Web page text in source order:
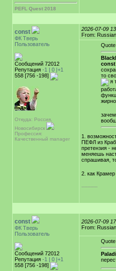
PEFL Quest 2018
const
ФК Тверь
Пользователь
Сообщений 72012
Репутация -1 | 0 |+1
558 [756 -198]
Откуда: Россия,
Новосибирск
Профессия:
Качественный manager
2026-07-09
From:
Quote
const
то
я
1.
ПЕФЛ из
претензия -
меняешь
спрашивая,
2. как
-----------
const
ФК Тверь
Пользователь
Сообщений 72012
Репутация -1 | 0 |+1
558 [756 -198]
2026-07-09
From:
Quote